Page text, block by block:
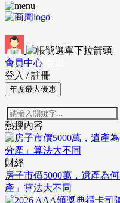
會員中心
登入 / 註冊
年度最大優惠
熱搜內容
財經
房子市價5000萬，遺產為
產」算法大不同